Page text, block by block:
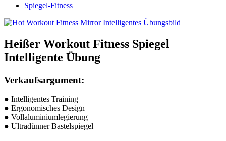
Spiegel-Fitness
Heißer Workout Fitness Spiegel
Intelligente Übung
Verkaufsargument:
● Intelligentes Training
● Ergonomisches Design
● Vollaluminiumlegierung
● Ultradünner Bastelspiegel